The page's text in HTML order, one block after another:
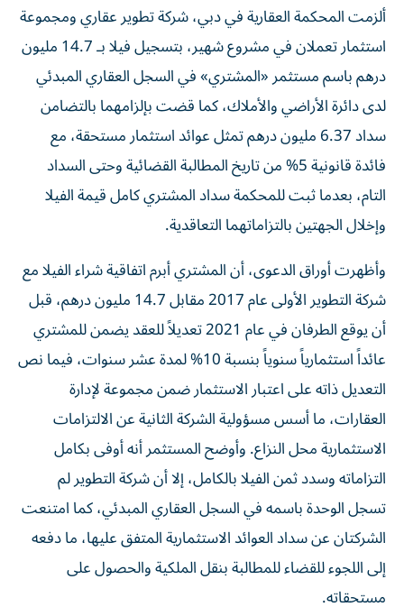
ألزمت المحكمة العقارية في دبي، شركة تطوير عقاري ومجموعة
استثمار تعملان في مشروع شهير، بتسجيل فيلا بـ 14.7 مليون
درهم باسم مستثمر «المشتري» في السجل العقاري المبدئي
لدى دائرة الأراضي والأملاك، كما قضت بإلزامهما بالتضامن
سداد 6.37 مليون درهم تمثل عوائد استثمار مستحقة، مع
فائدة قانونية 5% من تاريخ المطالبة القضائية وحتى السداد
التام، بعدما ثبت للمحكمة سداد المشتري كامل قيمة الفيلا
وإخلال الجهتين بالتزاماتهما التعاقدية.
وأظهرت أوراق الدعوى، أن المشتري أبرم اتفاقية شراء الفيلا مع
شركة التطوير الأولى عام 2017 مقابل 14.7 مليون درهم، قبل
أن يوقع الطرفان في عام 2021 تعديلاً للعقد يضمن للمشتري
عائداً استثمارياً سنوياً بنسبة 10% لمدة عشر سنوات، فيما نص
التعديل ذاته على اعتبار الاستثمار ضمن مجموعة لإدارة
العقارات، ما أسس مسؤولية الشركة الثانية عن الالتزامات
الاستثمارية محل النزاع. وأوضح المستثمر أنه أوفى بكامل
التزاماته وسدد ثمن الفيلا بالكامل، إلا أن شركة التطوير لم
تسجل الوحدة باسمه في السجل العقاري المبدئي، كما امتنعت
الشركتان عن سداد العوائد الاستثمارية المتفق عليها، ما دفعه
إلى اللجوء للقضاء للمطالبة بنقل الملكية والحصول على
مستحقاته.